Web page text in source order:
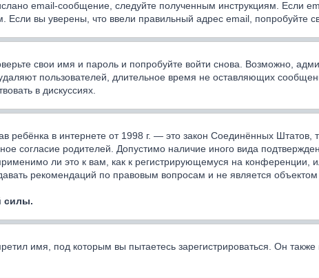
email-сообщение, следуйте полученным инструкциям. Если
вы уверены, что ввели правильный адрес email, попробуйте
свои имя и пароль и попробуйте войти снова. Возможно,
пользователей, длительное время не оставляющих
в дискуссиях.
ребёнка в интернете от 1998 г. — это закон Соединённых Штатов,
согласие родителей. Допустимо наличие иного вида
ли это к вам, как к регистрирующемуся на конференции,
рекомендаций по правовым вопросам и не является
силы.
имя, под которым вы пытаетесь зарегистрироваться. Он